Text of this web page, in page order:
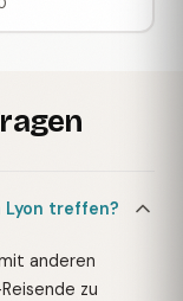
Lyon treffen?
anderen
zu